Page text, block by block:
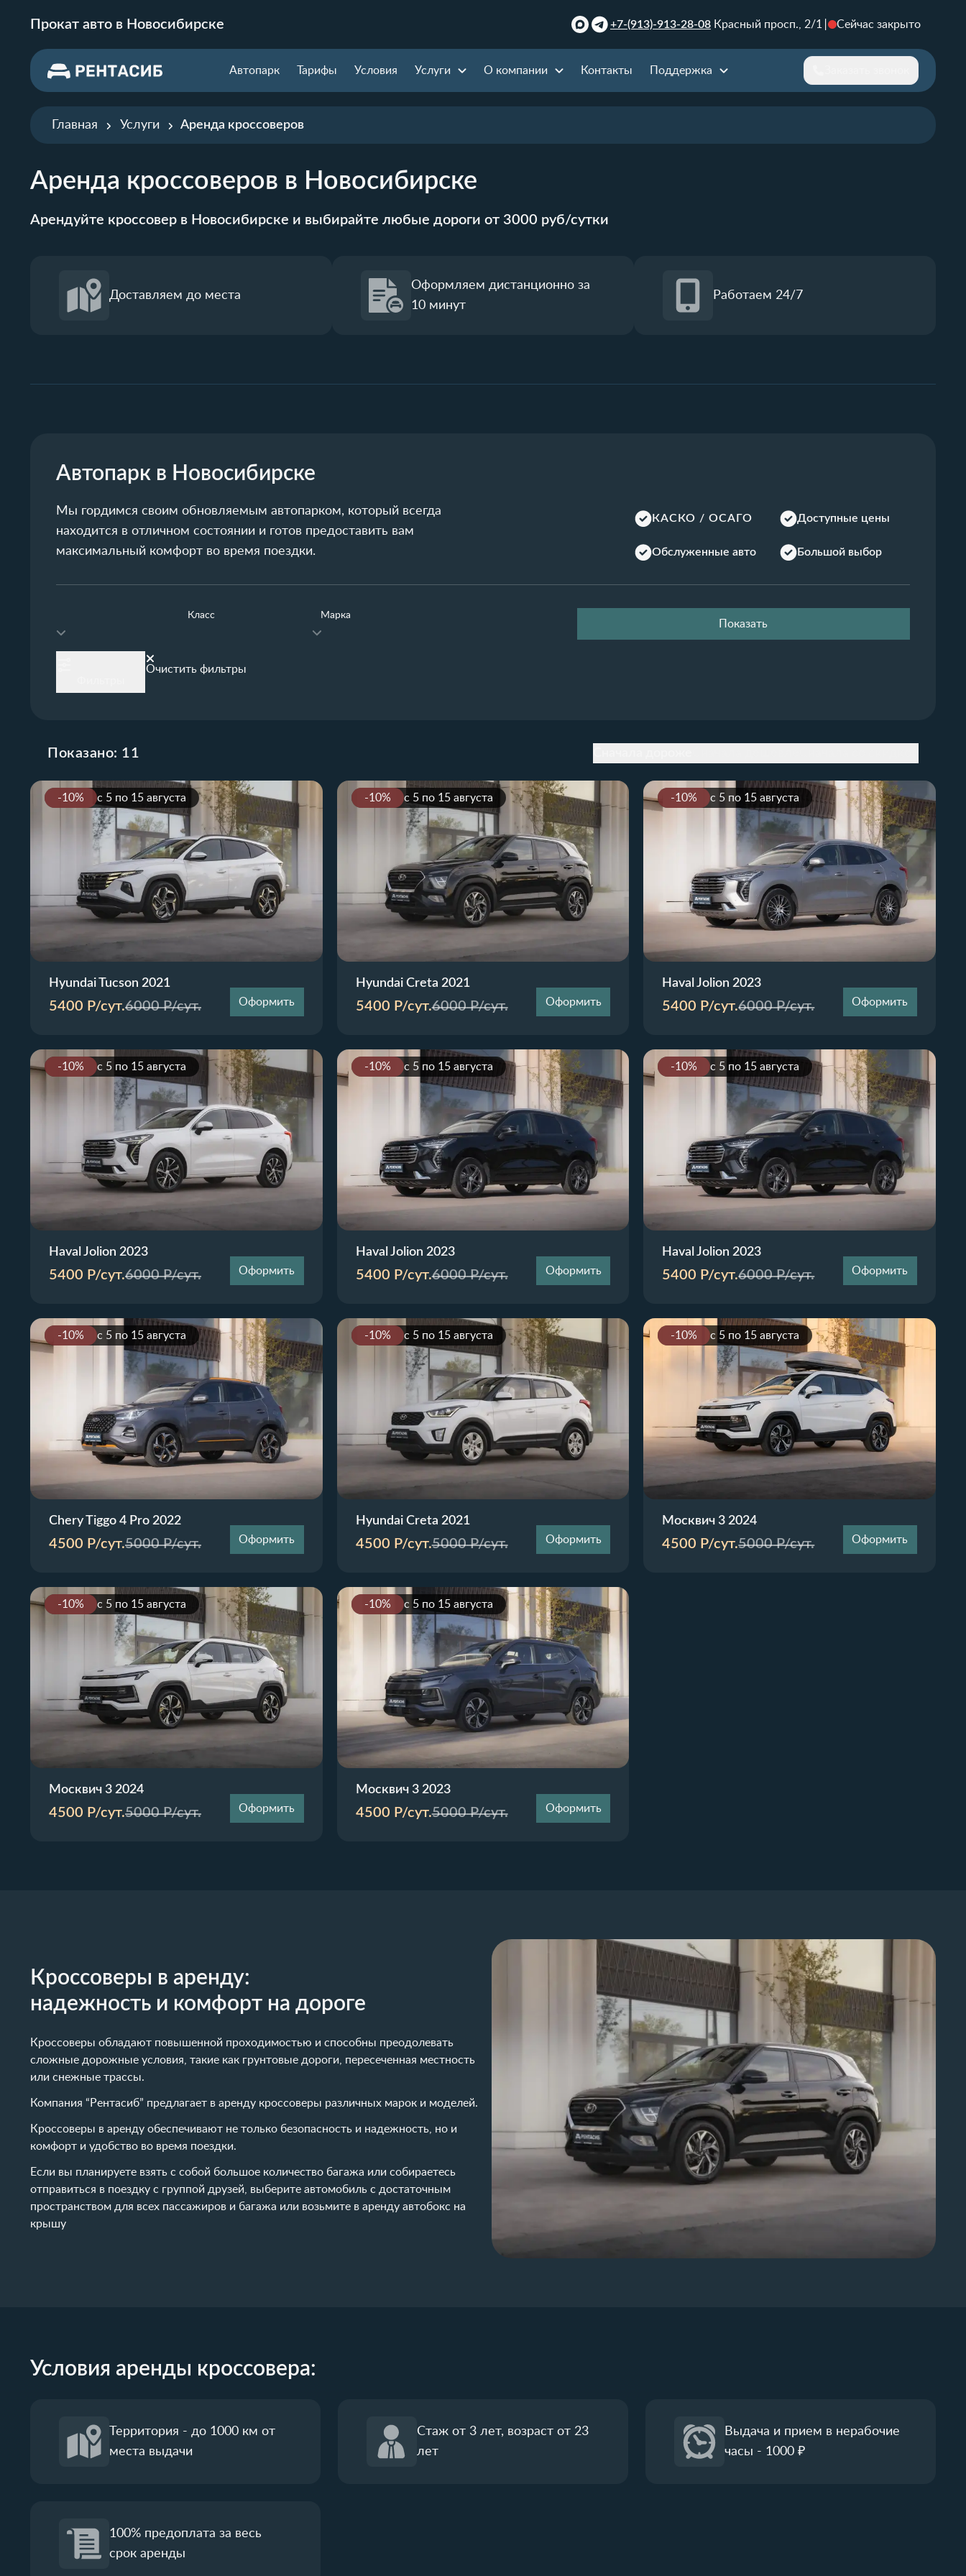
Прокат авто в Новосибирске +7-(913)-913-28-08 Красный просп., 2/1 Сейчас закрыто
Автопарк Тарифы Условия Услуги О компании Контакты Поддержка
Главная Услуги Аренда кроссоверов
Аренда кроссоверов в Новосибирске
Арендуйте кроссовер в Новосибирске и выбирайте любые дороги от 3000 руб/сутки
Доставляем до места
Оформляем дистанционно за
10 минут
Работаем 24/7
Автопарк в Новосибирске
Мы гордимся своим обновляемым автопарком, который всегда
находится в отличном состоянии и готов предоставить вам
максимальный комфорт во время поездки.
КАСКО / ОСАГО Доступные цены
Обслуженные авто Большой выбор
Класс Марка
Показать
Очистить фильтры
Показано: 11
-10% с 5 по 15 августа
Hyundai Tucson 2021
5400 Р/сут.6000Р/сут. Оформить
-10% с 5 по 15 августа
Hyundai Creta 2021
5400 Р/сут.6000Р/сут. Оформить
-10% с 5 по 15 августа
Haval Jolion 2023
5400 Р/сут.6000Р/сут. Оформить
-10% с 5 по 15 августа
Haval Jolion 2023
5400 Р/сут.6000Р/сут. Оформить
-10% с 5 по 15 августа
Haval Jolion 2023
5400 Р/сут.6000Р/сут. Оформить
-10% с 5 по 15 августа
Haval Jolion 2023
5400 Р/сут.6000Р/сут. Оформить
-10% с 5 по 15 августа
Chery Tiggo 4 Pro 2022
4500 Р/сут.5000Р/сут. Оформить
-10% с 5 по 15 августа
Hyundai Creta 2021
4500 Р/сут.5000Р/сут. Оформить
-10% с 5 по 15 августа
Москвич 3 2024
4500 Р/сут.5000Р/сут. Оформить
-10% с 5 по 15 августа
Москвич 3 2024
4500 Р/сут.5000Р/сут. Оформить
-10% с 5 по 15 августа
Москвич 3 2023
4500 Р/сут.5000Р/сут. Оформить
Кроссоверы в аренду:
надежность и комфорт на дороге
Кроссоверы обладают повышенной проходимостью и способны преодолевать
сложные дорожные условия, такие как грунтовые дороги, пересеченная местность
или снежные трассы.
Компания “Рентасиб” предлагает в аренду кроссоверы различных марок и моделей.
Кроссоверы в аренду обеспечивают не только безопасность и надежность, но и
комфорт и удобство во время поездки.
Если вы планируете взять с собой большое количество багажа или собираетесь
отправиться в поездку с группой друзей, выберите автомобиль с достаточным
пространством для всех пассажиров и багажа или возьмите в аренду автобокс на
крышу
Условия аренды кроссовера:
Территория - до 1000 км от
места выдачи
Стаж от 3 лет, возраст от 23
лет
Выдача и прием в нерабочие
часы - 1000 ₽
100% предоплата за весь
срок аренды